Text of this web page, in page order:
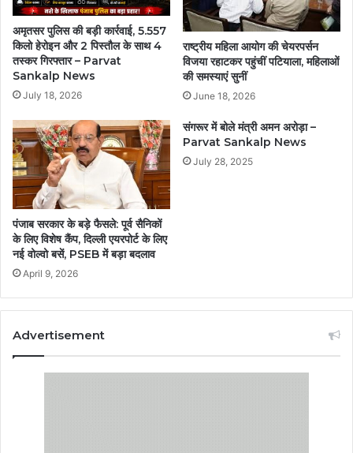
अमृतसर पुलिस की बड़ी कार्रवाई, 5.557
किलो हेरोइन और 2 पिस्तौल के साथ 4
तस्कर गिरफ्तार – Parvat
Sankalp News
July 18, 2026
राष्ट्रीय महिला आयोग की चेयरपर्सन
विजया रहाटकर पहुंचीं पटियाला, महिलाओं
की समस्याएं सुनीं
June 18, 2026
पंजाब सरकार के बड़े फैसले: पूर्व सैनिकों
के लिए विशेष कैंप, दिल्ली एयरपोर्ट के लिए
नई वोल्वो बसें, PSEB में बड़ा बदलाव
April 9, 2026
संगरूर में बोले मंत्री अमन अरोड़ा –
Parvat Sankalp News
July 28, 2025
Advertisement